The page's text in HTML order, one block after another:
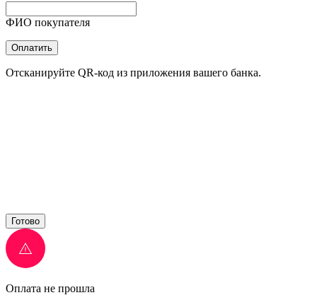
ФИО покупателя
Оплатить
Отсканируйте QR-код из приложения вашего банка.
Готово
Оплата не прошла